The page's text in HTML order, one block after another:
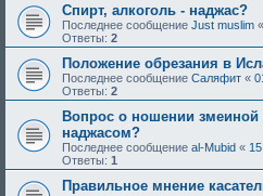
Спирт, алкоголь - наджас?
Последнее сообщение Just muslim «
Ответы: 2
Положение обрезания в
Последнее сообщение Саляфит «
Ответы: 2
Вопрос о ношении змеиной
наджасом?
Последнее сообщение al-Mubid «
Ответы: 1
Правильное мнение